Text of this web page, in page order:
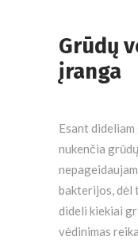
Grūdų
įranga
Esant
nukenčia
bakterijos, dėl
dideli kiekiai
vėdinimas